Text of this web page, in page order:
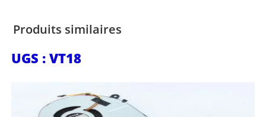
Produits similaires
UGS : VT18